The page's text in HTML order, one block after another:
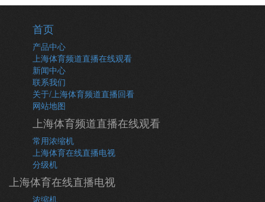
首页
产品中心
上海体育频道直播在线观看
新闻中心
联系我们
关于/上海体育频道直播回看
网站地图
上海体育频道直播在线观看
常用浓缩机
上海体育在线直播电视
分级机
上海体育在线直播电视
浓缩机